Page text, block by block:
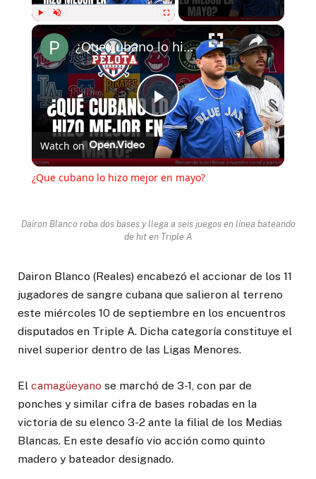
×
Play
Video
¿Que cubano lo hizo mejor en mayo?
Watch on
¿Que cubano lo hizo mejor en mayo?
Dairon Blanco roba dos bases y llega a seis juegos en línea bateando
de hit en Triple A
Dairon Blanco (Reales) encabezó el accionar de los 11
jugadores de sangre cubana que salieron al terreno
este miércoles 10 de septiembre en los encuentros
disputados en Triple A. Dicha categoría constituye el
nivel superior dentro de las Ligas Menores.
El camagüeyano se marchó de 3-1, con par de
ponches y similar cifra de bases robadas en la
victoria de su elenco 3-2 ante la filial de los Medias
Blancas. En este desafío vio acción como quinto
madero y bateador designado.